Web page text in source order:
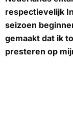
respectievelijk
seizoen
gemaakt dat ik
presteren op